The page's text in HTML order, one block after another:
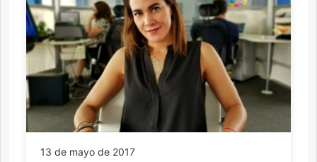
13 de mayo de 2017